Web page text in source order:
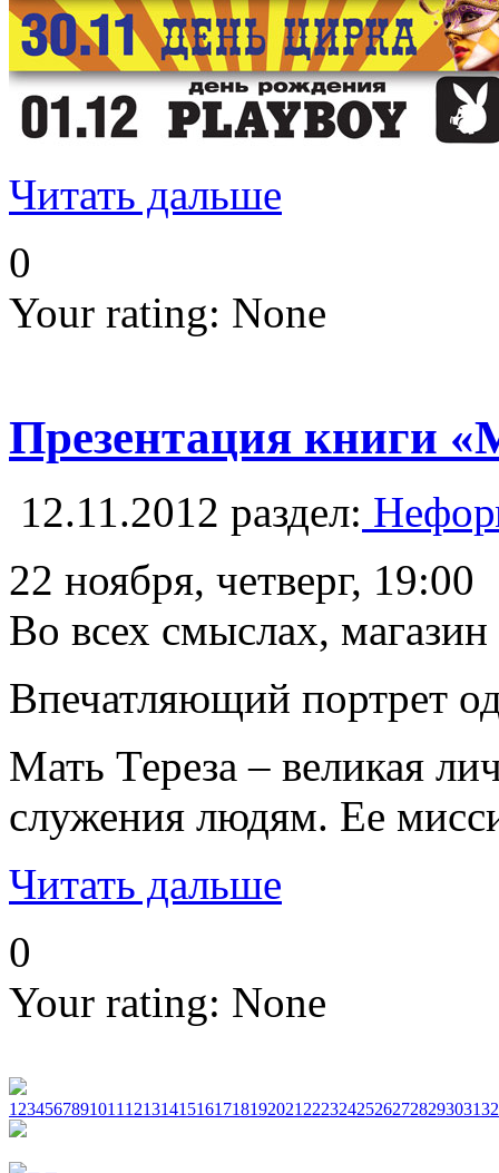
Читать дальше
0
Your rating: None
Презентация книги
12.11.2012 раздел:
22 ноября, четверг, 19:00
Во всех смыслах,
Впечатляющий портрет
Мать Тереза – великая
служения людям. Ее
Читать дальше
0
Your rating: None
1 234567891011 12131415161718192021 2223242526272829303132